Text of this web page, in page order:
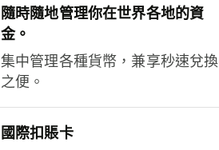
隨時隨地管理你在世界各地的資
金。
集中管理各種貨幣，兼享秒速兌換
之便。
國際扣賬卡